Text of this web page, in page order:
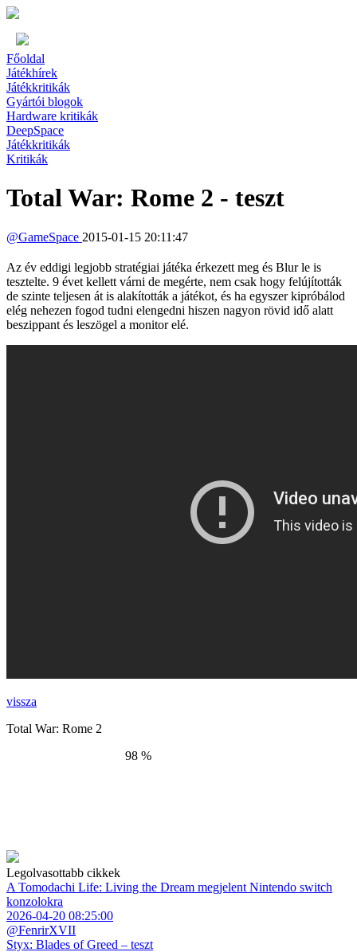
Főoldal
Játékhírek
Játékkritikák
Gyártói blogok
Hardware kritikák
DeepSpace
Játékkritikák
Kritikák
Total War: Rome 2 - teszt
@GameSpace 2015-01-15 20:11:47
Az év eddigi legjobb stratégiai játéka érkezett meg és Blur le is
tesztelte. 9 évet kellett várni de megérte, nem csak hogy felújították
de szinte teljesen át is alakították a játékot, és ha egyszer kipróbálod
elég nehezen fogod tudni elengedni hiszen nagyon rövid idő alatt
beszippant és leszögel a monitor elé.
vissza
Total War: Rome 2
98 %
Legolvasottabb cikkek
A Tomodachi Life: Living the Dream megjelent Nintendo switch
konzolokra
2026-04-20 08:25:00
@FenrirXVII
Styx: Blades of Greed – teszt